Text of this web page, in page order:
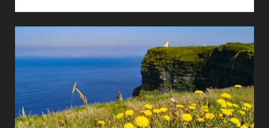
22
PRAKTISCHE
TIPPS
FÜR
GELUNGENE
WANDERUNGEN